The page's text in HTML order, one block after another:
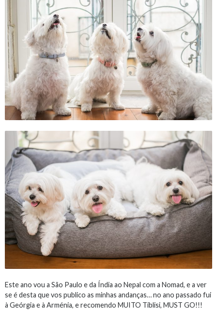
Este ano vou a São Paulo e da Índia ao Nepal com a Nomad, e a ver
se é desta que vos publico as minhas andanças… no ano passado fui
à Geórgia e à Arménia, e recomendo MUITO Tiblisi, MUST GO!!!